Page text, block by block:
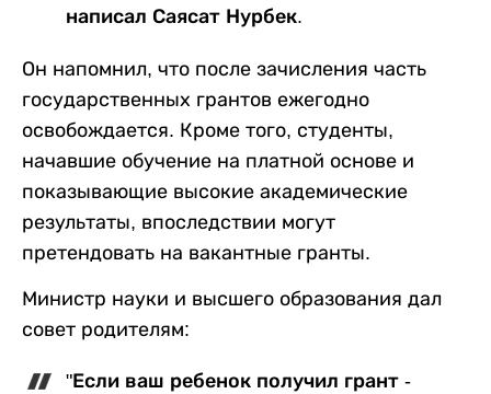
написал Саясат Нурбек.
Он напомнил, что после зачисления часть
государственных грантов ежегодно
освобождается. Кроме того, студенты,
начавшие обучение на платной основе и
показывающие высокие академические
результаты, впоследствии могут
претендовать на вакантные гранты.
Министр науки и высшего образования дал
совет родителям:
"Если ваш ребенок получил грант -